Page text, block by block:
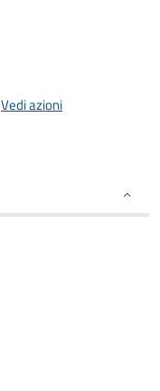
Vedi azioni